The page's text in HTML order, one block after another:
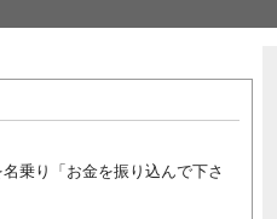
乗り「お金を振り込んで下さ